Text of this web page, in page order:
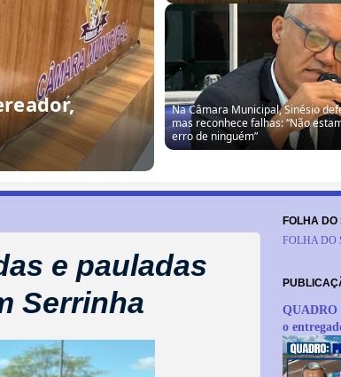
Na Câmara Municipal, Sinésio
mas reconhece falhas: “Não
erro de ninguém”
e pauladas
Serrinha
FOLHA DO
FOLHA DO
QUADRO
o